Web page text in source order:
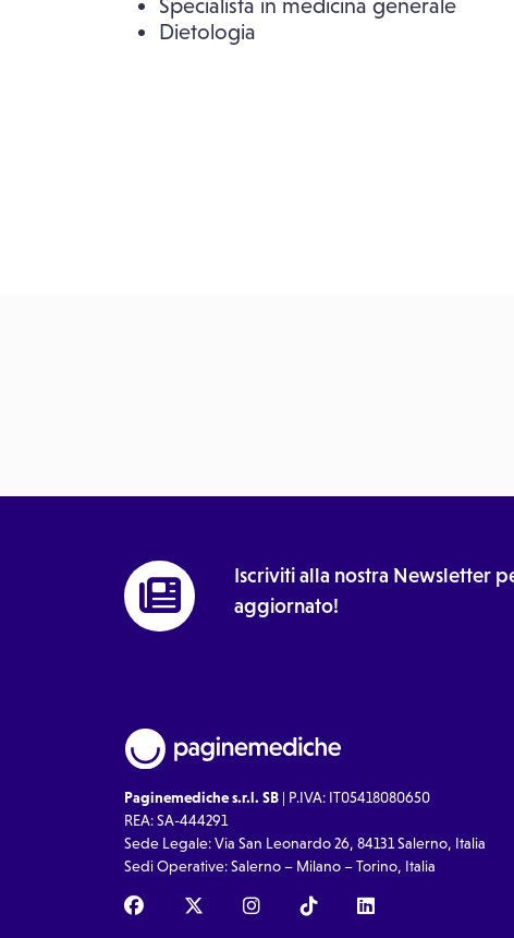
Specialista in medicina generale
Dietologia
Iscriviti alla nostra Newsletter
aggiornato!
Paginemediche s.r.l. SB | P.IVA: IT05418080650
REA: SA-444291
Sede Legale: Via San Leonardo 26, 84131 Salerno, Italia
Sedi Operative: Salerno – Milano – Torino, Italia